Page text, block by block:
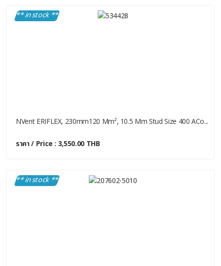
** in stock **
NVent ERIFLEX, 230mm120 Mm², 10.5 Mm Stud Size 400 ACo...
ราคา / Price : 3,550.00 THB
** in stock **